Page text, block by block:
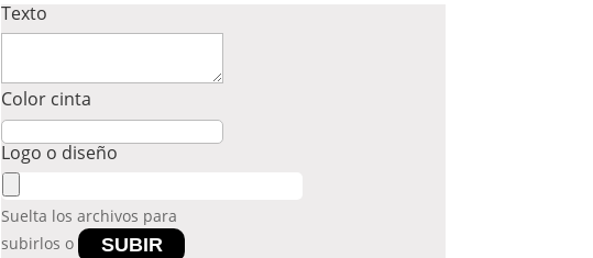
Texto
Color cinta
Logo o diseño
Suelta los archivos para
subirlos o
SUBIR